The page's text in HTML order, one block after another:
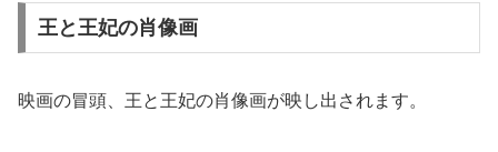
王と王妃の肖像画
映画の冒頭、王と王妃の肖像画が映し出されます。